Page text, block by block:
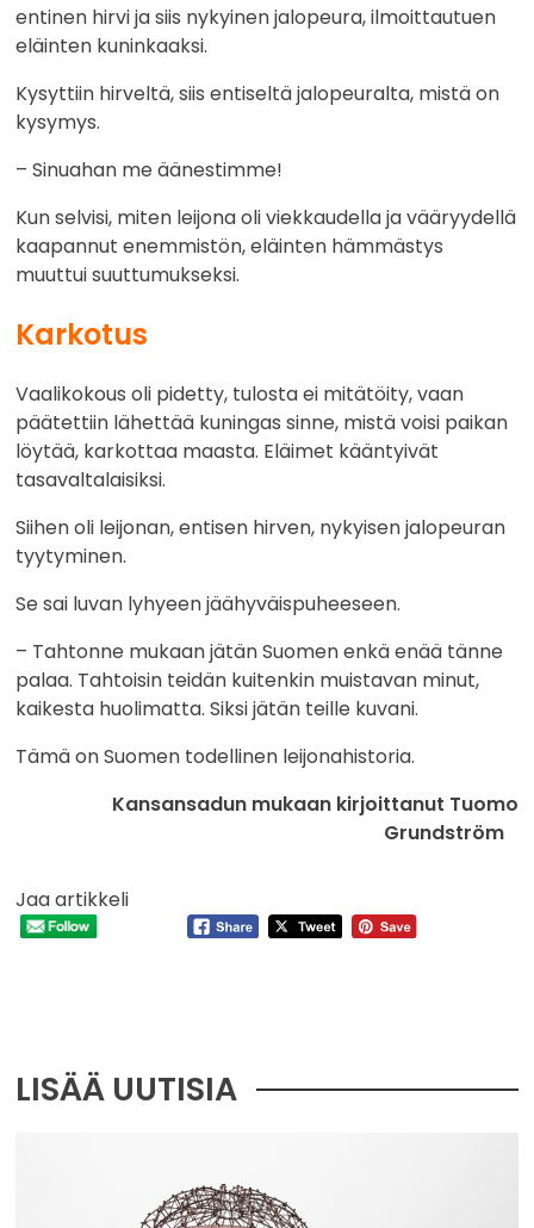
entinen hirvi ja siis nykyinen jalopeura, ilmoittautuen
eläinten kuninkaaksi.
Kysyttiin hirveltä, siis entiseltä jalopeuralta, mistä on
kysymys.
– Sinuahan me äänestimme!
Kun selvisi, miten leijona oli viekkaudella ja vääryydellä
kaapannut enemmistön, eläinten hämmästys
muuttui suuttumukseksi.
Karkotus
Vaalikokous oli pidetty, tulosta ei mitätöity, vaan
päätettiin lähettää kuningas sinne, mistä voisi paikan
löytää, karkottaa maasta. Eläimet kääntyivät
tasavaltalaisiksi.
Siihen oli leijonan, entisen hirven, nykyisen jalopeuran
tyytyminen.
Se sai luvan lyhyeen jäähyväispuheeseen.
– Tahtonne mukaan jätän Suomen enkä enää tänne
palaa. Tahtoisin teidän kuitenkin muistavan minut,
kaikesta huolimatta. Siksi jätän teille kuvani.
Tämä on Suomen todellinen leijonahistoria.
Kansansadun mukaan kirjoittanut Tuomo
Grundström
Jaa artikkeli
LISÄÄ UUTISIA